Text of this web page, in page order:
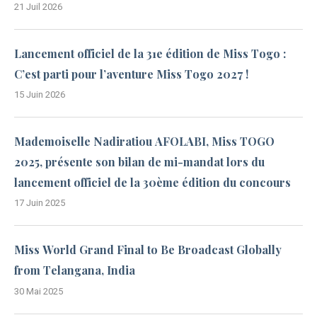
21 Juil 2026
Lancement officiel de la 31e édition de Miss Togo :
C’est parti pour l’aventure Miss Togo 2027 !
15 Juin 2026
Mademoiselle Nadiratiou AFOLABI, Miss TOGO
2025, présente son bilan de mi-mandat lors du
lancement officiel de la 30ème édition du concours
17 Juin 2025
Miss World Grand Final to Be Broadcast Globally
from Telangana, India
30 Mai 2025